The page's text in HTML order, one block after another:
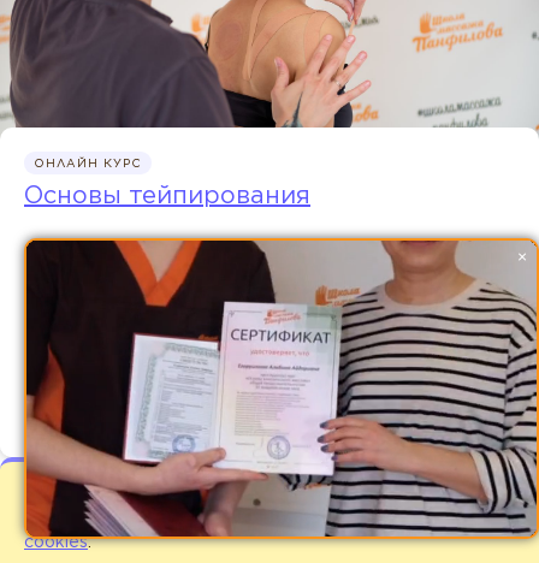
ОНЛАЙН КУРС
Основы тейпирования
5 500 ₽
1375 ₽ x 4 частями
Программа курса
×
Мы используем файлы cookies для улучшения
работы сайта. Оставаясь на нашем сайте Вы
соглашаетесь с
условиями использования файлов
cookies.